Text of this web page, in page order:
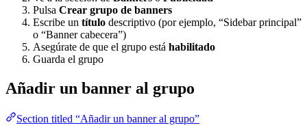
Pulsa Crear grupo de banners
Escribe un título descriptivo (por ejemplo, “Sidebar principal”
o “Banner cabecera”)
Asegúrate de que el grupo está habilitado
Guarda el grupo
Añadir un banner al grupo
Section titled “Añadir un banner al grupo”